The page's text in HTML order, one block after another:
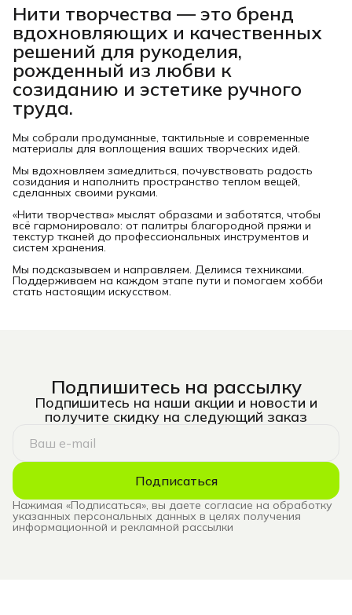
Нити творчества — это бренд
вдохновляющих и качественных
решений для рукоделия,
рожденный из любви к
созиданию и эстетике ручного
труда.
Мы собрали продуманные, тактильные и современные
материалы для воплощения ваших творческих идей.
Мы вдохновляем замедлиться, почувствовать радость
созидания и наполнить пространство теплом вещей,
сделанных своими руками.
«Нити творчества» мыслят образами и заботятся, чтобы
всё гармонировало: от палитры благородной пряжи и
текстур тканей до профессиональных инструментов и
систем хранения.
Мы подсказываем и направляем. Делимся техниками.
Поддерживаем на каждом этапе пути и помогаем хобби
стать настоящим искусством.
Подпишитесь на рассылку
Подпишитесь на наши акции и новости и
получите скидку на следующий заказ
Подписаться
Нажимая «Подписаться», вы даете согласие на обработку
указанных персональных данных в целях получения
информационной и рекламной рассылки